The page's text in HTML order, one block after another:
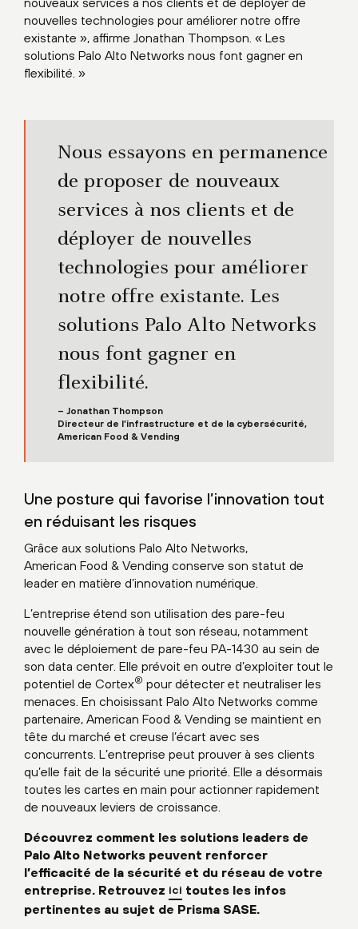
nouvelles technologies pour améliorer notre offre
existante », affirme Jonathan Thompson. « Les
solutions Palo Alto Networks nous font gagner en
flexibilité. »
Nous essayons en permanence
de proposer de nouveaux
services à nos clients et de
déployer de nouvelles
technologies pour améliorer
notre offre existante. Les
solutions Palo Alto Networks
nous font gagner en
flexibilité.
– Jonathan Thompson
Directeur de l’infrastructure et de la cybersécurité,
American Food & Vending
Une posture qui favorise l’innovation tout
en réduisant les risques
Grâce aux solutions Palo Alto Networks,
American Food & Vending conserve son statut de
leader en matière d’innovation numérique.
L’entreprise étend son utilisation des pare-feu
nouvelle génération à tout son réseau, notamment
avec le déploiement de pare-feu PA-1430 au sein de
son data center. Elle prévoit en outre d’exploiter tout le
potentiel de Cortex® pour détecter et neutraliser les
menaces. En choisissant Palo Alto Networks comme
partenaire, American Food & Vending se maintient en
tête du marché et creuse l’écart avec ses
concurrents. L’entreprise peut prouver à ses clients
qu’elle fait de la sécurité une priorité. Elle a désormais
toutes les cartes en main pour actionner rapidement
de nouveaux leviers de croissance.
Découvrez comment les solutions leaders de
Palo Alto Networks peuvent renforcer
l’efficacité de la sécurité et du réseau de votre
entreprise. Retrouvez ici toutes les infos
pertinentes au sujet de Prisma SASE.